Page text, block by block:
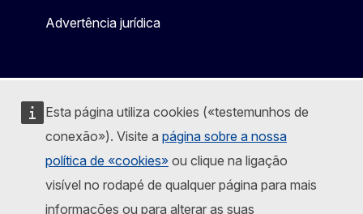
Esta página utiliza cookies («testemunhos de
conexão»). Visite a página sobre a nossa
política de «cookies» ou clique na ligação
visível no rodapé de qualquer página para mais
informações ou para alterar as suas
Advertência jurídica